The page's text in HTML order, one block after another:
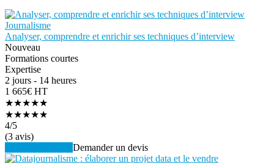
Journalisme
Analyser, comprendre et enrichir ses techniques d’interview
Nouveau
Formations courtes
Expertise
2 jours - 14 heures
1 665€ HT
★★★★★
★★★★★
4/5
(3 avis)
Demander un devis